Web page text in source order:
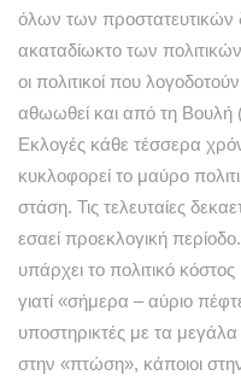
όλων των προστατευτικών
ακαταδίωκτο των
οι πολιτικοί που
αθωωθεί και από τη Βουλή
Εκλογές κάθε τέσσερα
κυκλοφορεί το μαύρο
στάση. Τις τελευταίες
εσαεί προεκλογική
υπάρχει το πολιτικό
γιατί «σήμερα – αύριο
υποστηρικτές με τα
στην «πτώση», κάποιοι